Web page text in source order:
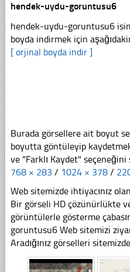
hendek-uydu-goruntusu6
hendek-uydu-goruntusu6
boyda indirmek için
[ orjinal boyda indir ]
Burada görsellere ait boyut
boyutta göntüleyip
ve "Farklı Kaydet" seçeneğini
768 × 283 / 1024 × 378 /
Web sitemizde ihtiyacınız
Bir görseli HD çözünürlükte
görüntülerle gösterme
goruntusu6 Web sitemizi
Aradığınız görselleri